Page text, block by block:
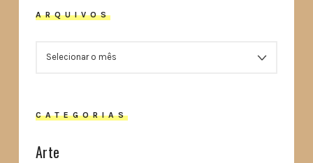
ARQUIVOS
CATEGORIAS
Arte